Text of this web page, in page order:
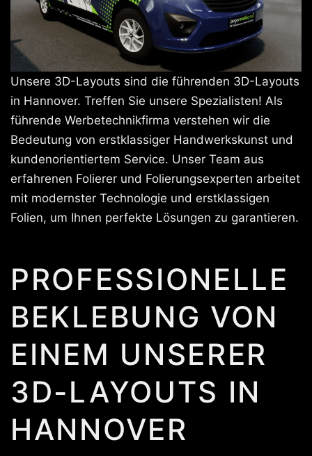
Unsere 3D-Layouts sind die führenden 3D-Layouts
in Hannover. Treffen Sie unsere Spezialisten! Als
führende Werbetechnikfirma verstehen wir die
Bedeutung von erstklassiger Handwerkskunst und
kundenorientiertem Service. Unser Team aus
erfahrenen Folierer und Folierungsexperten arbeitet
mit modernster Technologie und erstklassigen
Folien, um Ihnen perfekte Lösungen zu garantieren.
PROFESSIONELLE
BEKLEBUNG VON
EINEM UNSERER
3D-LAYOUTS IN
HANNOVER